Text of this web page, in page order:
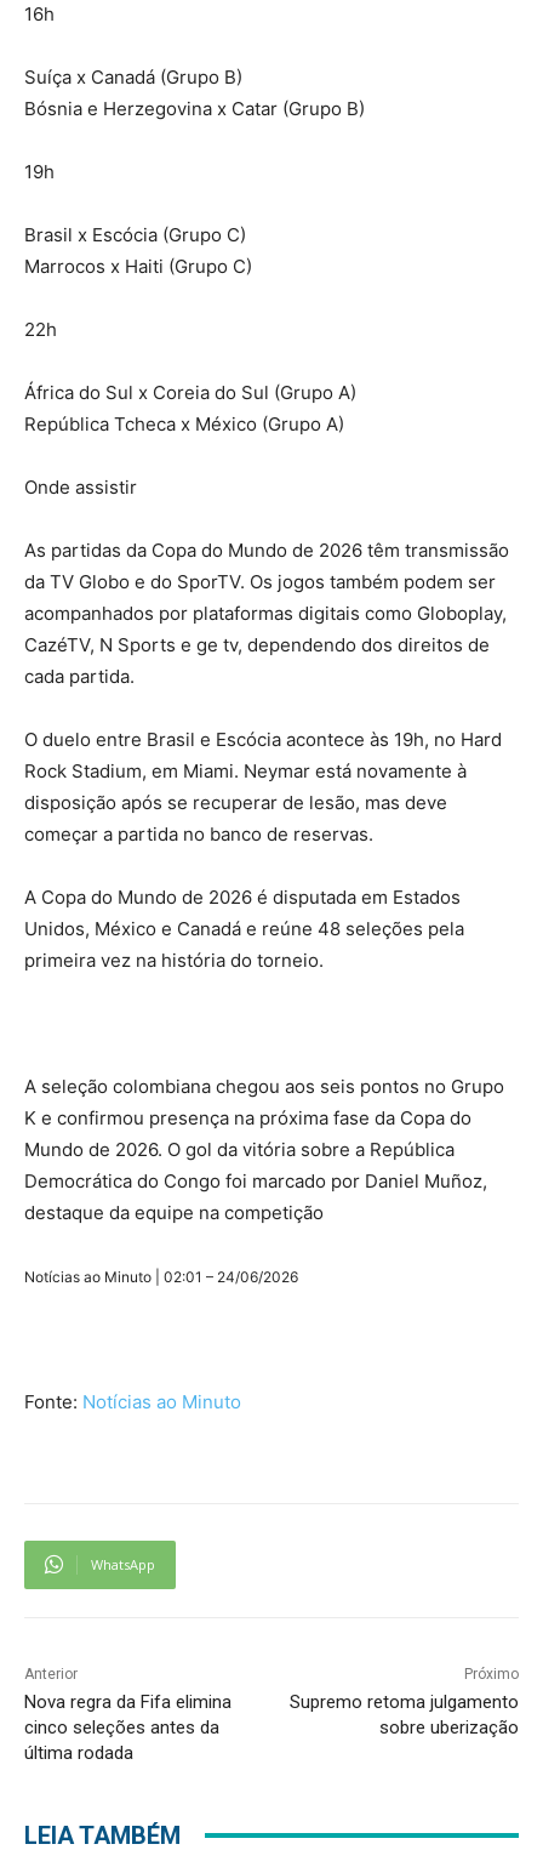
16h
Suíça x Canadá (Grupo B)
Bósnia e Herzegovina x Catar (Grupo B)
19h
Brasil x Escócia (Grupo C)
Marrocos x Haiti (Grupo C)
22h
África do Sul x Coreia do Sul (Grupo A)
República Tcheca x México (Grupo A)
Onde assistir
As partidas da Copa do Mundo de 2026 têm transmissão
da TV Globo e do SporTV. Os jogos também podem ser
acompanhados por plataformas digitais como Globoplay,
CazéTV, N Sports e ge tv, dependendo dos direitos de
cada partida.
O duelo entre Brasil e Escócia acontece às 19h, no Hard
Rock Stadium, em Miami. Neymar está novamente à
disposição após se recuperar de lesão, mas deve
começar a partida no banco de reservas.
A Copa do Mundo de 2026 é disputada em Estados
Unidos, México e Canadá e reúne 48 seleções pela
primeira vez na história do torneio.
A seleção colombiana chegou aos seis pontos no Grupo
K e confirmou presença na próxima fase da Copa do
Mundo de 2026. O gol da vitória sobre a República
Democrática do Congo foi marcado por Daniel Muñoz,
destaque da equipe na competição
Notícias ao Minuto | 02:01 – 24/06/2026
Fonte: Notícias ao Minuto
WhatsApp
Anterior
Nova regra da Fifa elimina
cinco seleções antes da
última rodada
Próximo
Supremo retoma julgamento
sobre uberização
LEIA TAMBÉM